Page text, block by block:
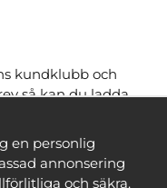
kundklubb och
så kan du ladda
många
Du ser vilka som
inloggad
en personlig
annonsering
och säkra.